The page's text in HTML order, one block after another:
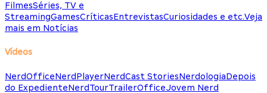
FilmesSéries, TV e
StreamingGamesCríticasEntrevistasCuriosidades e etc.Veja
mais em Notícias
Vídeos
NerdOfficeNerdPlayerNerdCast StoriesNerdologiaDepois
do ExpedienteNerdTourTrailerOfficeJovem Nerd